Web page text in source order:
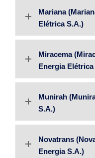
Mariana
Elétrica S.A.)
Miracema
Energia Elétrica
Munirah
S.A.)
Novatrans
Energia S.A.)